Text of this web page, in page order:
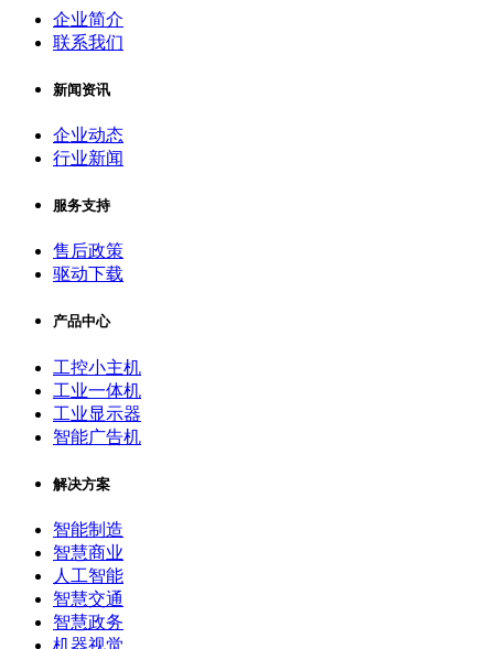
企业简介
联系我们
新闻资讯
企业动态
行业新闻
服务支持
售后政策
驱动下载
产品中心
工控小主机
工业一体机
工业显示器
智能广告机
解决方案
智能制造
智慧商业
人工智能
智慧交通
智慧政务
机器视觉